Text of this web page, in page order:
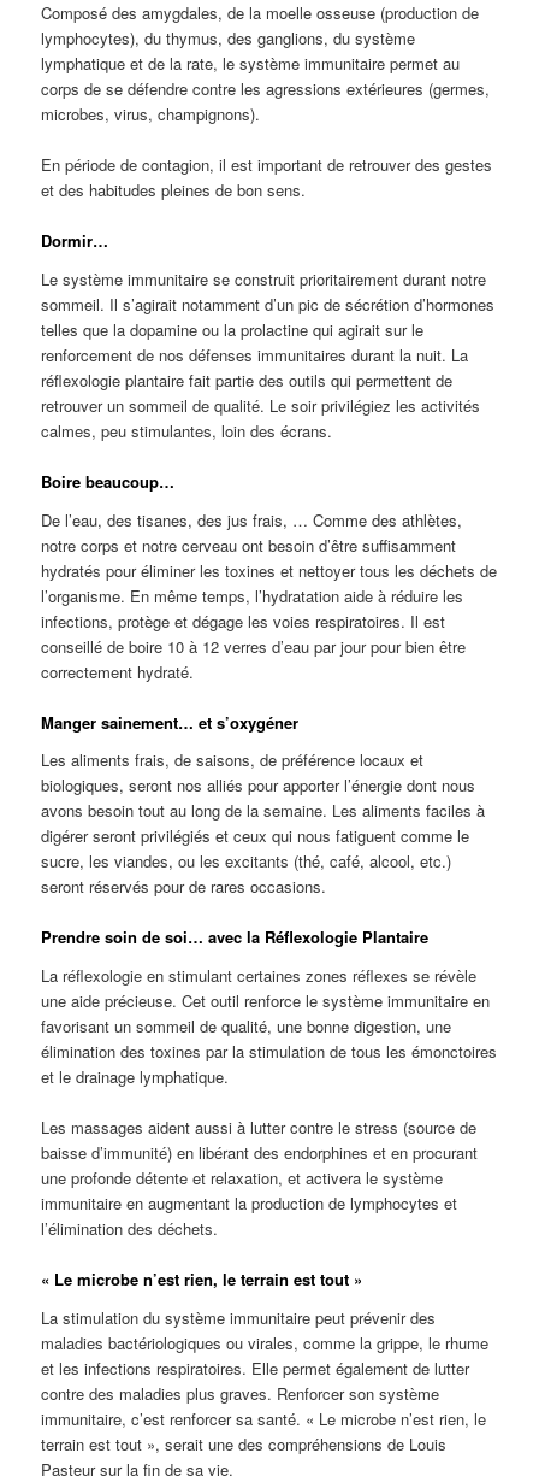
Composé des amygdales, de la moelle osseuse (production de
lymphocytes), du thymus, des ganglions, du système
lymphatique et de la rate, le système immunitaire permet au
corps de se défendre contre les agressions extérieures (germes,
microbes, virus, champignons).
En période de contagion, il est important de retrouver des gestes
et des habitudes pleines de bon sens.
Dormir…
Le système immunitaire se construit prioritairement durant notre
sommeil. Il s’agirait notamment d’un pic de sécrétion d’hormones
telles que la dopamine ou la prolactine qui agirait sur le
renforcement de nos défenses immunitaires durant la nuit. La
réflexologie plantaire fait partie des outils qui permettent de
retrouver un sommeil de qualité. Le soir privilégiez les activités
calmes, peu stimulantes, loin des écrans.
Boire beaucoup…
De l’eau, des tisanes, des jus frais, … Comme des athlètes,
notre corps et notre cerveau ont besoin d’être suffisamment
hydratés pour éliminer les toxines et nettoyer tous les déchets de
l’organisme. En même temps, l’hydratation aide à réduire les
infections, protège et dégage les voies respiratoires. Il est
conseillé de boire 10 à 12 verres d’eau par jour pour bien être
correctement hydraté.
Manger sainement… et s’oxygéner
Les aliments frais, de saisons, de préférence locaux et
biologiques, seront nos alliés pour apporter l’énergie dont nous
avons besoin tout au long de la semaine. Les aliments faciles à
digérer seront privilégiés et ceux qui nous fatiguent comme le
sucre, les viandes, ou les excitants (thé, café, alcool, etc.)
seront réservés pour de rares occasions.
Prendre soin de soi… avec la Réflexologie Plantaire
La réflexologie en stimulant certaines zones réflexes se révèle
une aide précieuse. Cet outil renforce le système immunitaire en
favorisant un sommeil de qualité, une bonne digestion, une
élimination des toxines par la stimulation de tous les émonctoires
et le drainage lymphatique.
Les massages aident aussi à lutter contre le stress (source de
baisse d’immunité) en libérant des endorphines et en procurant
une profonde détente et relaxation, et activera le système
immunitaire en augmentant la production de lymphocytes et
l’élimination des déchets.
« Le microbe n’est rien, le terrain est tout »
La stimulation du système immunitaire peut prévenir des
maladies bactériologiques ou virales, comme la grippe, le rhume
et les infections respiratoires. Elle permet également de lutter
contre des maladies plus graves. Renforcer son système
immunitaire, c’est renforcer sa santé. « Le microbe n’est rien, le
terrain est tout », serait une des compréhensions de Louis
Pasteur sur la fin de sa vie.